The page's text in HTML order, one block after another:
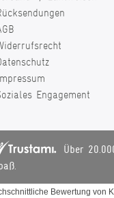
Engagement
Über
Bewertung von